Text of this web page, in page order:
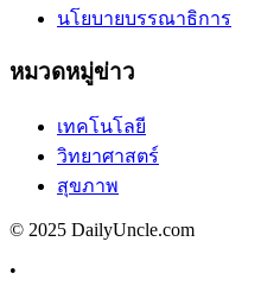
นโยบายบรรณาธิการ
หมวดหมู่ข่าว
เทคโนโลยี
วิทยาศาสตร์
สุขภาพ
© 2025 DailyUncle.com
•